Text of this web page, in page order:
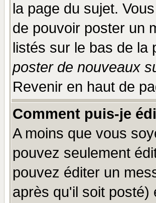
la page du sujet.
de pouvoir poster un
listés sur le bas de la
poster de nouveaux
Revenir en haut de
Comment puis-je
A moins que vous
pouvez seulement
pouvez éditer un
après qu'il soit